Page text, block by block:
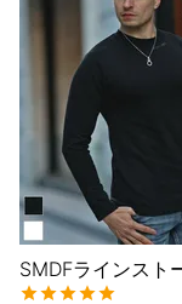
SMDFラインスト